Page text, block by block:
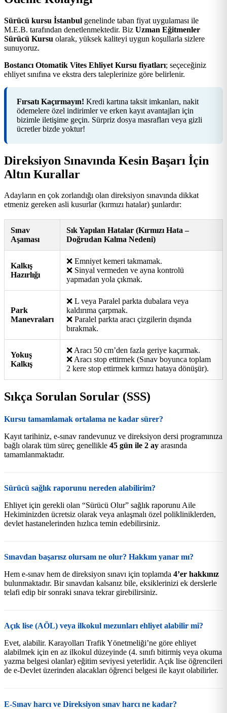
Sürücü kursu İstanbul genelinde taban fiyat uygulaması ile
M.E.B. tarafından denetlenmektedir. Biz Uzman Eğitmenler
Sürücü Kursu olarak, yüksek kaliteyi uygun koşullarla sizlere
sunuyoruz.
Bostancı Otomatik Vites Ehliyet Kursu fiyatları; seçeceğiniz
ehliyet sınıfına ve ekstra ders taleplerinize göre belirlenir.
Fırsatı Kaçırmayın! Kredi kartına taksit imkanları, nakit
ödemelere özel indirimler ve erken kayıt avantajları için
bizimle iletişime geçin. Sürpriz dosya masrafları veya gizli
ücretler bizde yoktur!
Direksiyon Sınavında Kesin Başarı İçin
Altın Kurallar
Adayların en çok zorlandığı olan direksiyon sınavında dikkat
etmeniz gereken asli kusurlar (kırmızı hatalar) şunlardır:
Sınav
Aşaması
Sık Yapılan Hatalar (Kırmızı Hata –
Doğrudan Kalma Nedeni)
Kalkış
Hazırlığı
❌ Emniyet kemeri takmamak.
❌ Sinyal vermeden ve ayna kontrolü
yapmadan yola çıkmak.
Park
Manevraları
❌ L veya Paralel parkta dubalara veya
kaldırıma çarpmak.
❌ Paralel parkta aracı çizgilerin dışında
bırakmak.
Yokuş
Kalkış
❌ Aracı 50 cm’den fazla geriye kaçırmak.
❌ Aracı stop ettirmek (Sınav boyunca toplam
2 kere stop ettirmek kırmızı hataya dönüşür).
Sıkça Sorulan Sorular (SSS)
Kursu tamamlamak ortalama ne kadar sürer?
Kayıt tarihiniz, e-sınav randevunuz ve direksiyon dersi programınıza
bağlı olarak tüm süreç genellikle 45 gün ile 2 ay arasında
tamamlanmaktadır.
Sürücü sağlık raporunu nereden alabilirim?
Ehliyet için gerekli olan “Sürücü Olur” sağlık raporunu Aile
Hekiminizden ücretsiz olarak veya anlaşmalı özel polikliniklerden,
devlet hastanelerinden hızlıca temin edebilirsiniz.
Sınavdan başarısz olursam ne olur? Hakkım yanar mı?
Hem e-sınav hem de direksiyon sınavı için toplamda 4’er hakkınız
bulunmaktadır. Bir sınavdan kalsanız bile, eksiklerinizi ek derslerle
telafi edip bir sonraki sınava tekrar girebilirsiniz.
Açık lise (AÖL) veya ilkokul mezunları ehliyet alabilir mi?
Evet, alabilir. Karayolları Trafik Yönetmeliği’ne göre ehliyet
alabilmek için en az ilkokul düzeyinde (4. sınıfı bitirmiş veya okuma
yazma belgesi olanlar) eğitim seviyesi yeterlidir. Açık lise öğrencileri
de e-Devlet üzerinden alacakları öğrenci belgesi ile kayıt olabilirler.
E-Sınav harcı ve Direksiyon sınav harcı ne kadar?